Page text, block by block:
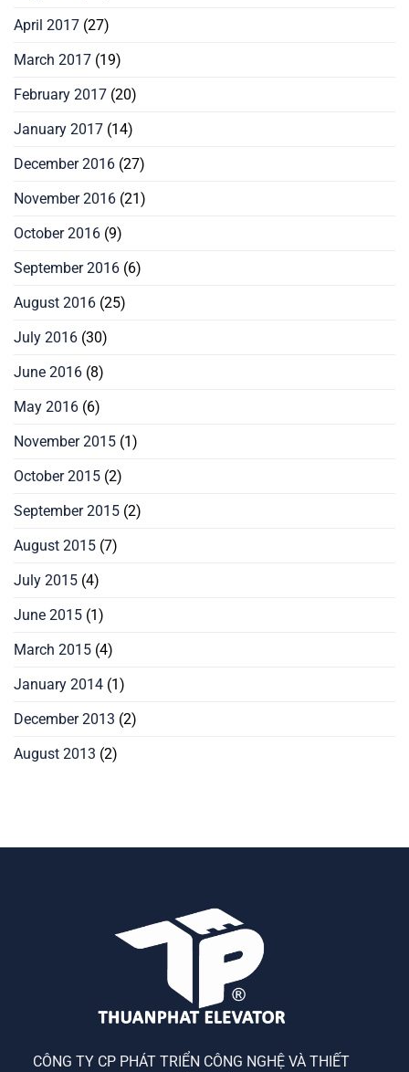
April 2017 (27)
March 2017 (19)
February 2017 (20)
January 2017 (14)
December 2016 (27)
November 2016 (21)
October 2016 (9)
September 2016 (6)
August 2016 (25)
July 2016 (30)
June 2016 (8)
May 2016 (6)
November 2015 (1)
October 2015 (2)
September 2015 (2)
August 2015 (7)
July 2015 (4)
June 2015 (1)
March 2015 (4)
January 2014 (1)
December 2013 (2)
August 2013 (2)
CÔNG TY CP PHÁT TRIỂN CÔNG NGHỆ VÀ THIẾT